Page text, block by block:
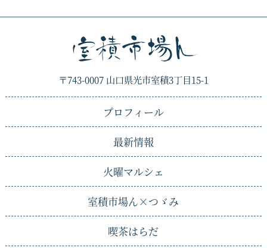
〒743-0007 山口県光市室積3丁目15-1
プロフィール
最新情報
火曜マルシェ
室積市場ん×つゞみ
喫茶はらだ